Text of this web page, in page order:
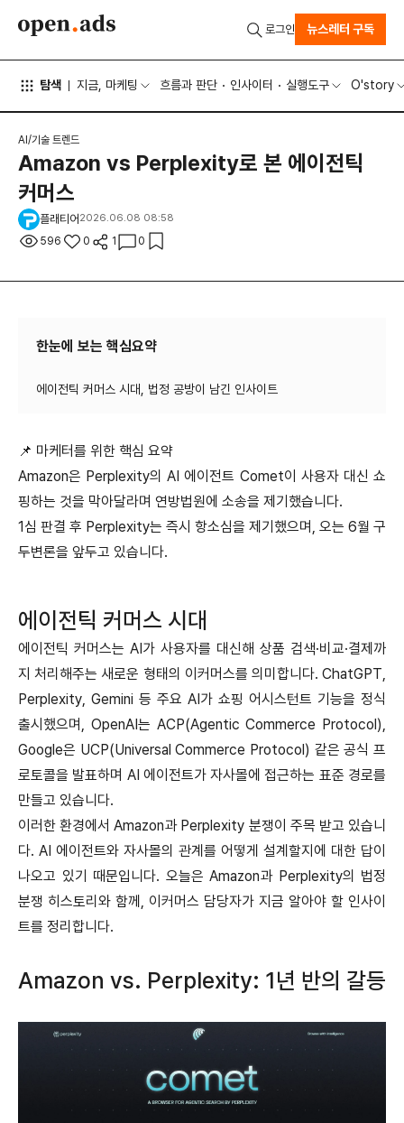
탐색 지금, 마케팅 흐름과 판단 인사이터 실행도구 O'story
로그인 뉴스레터 구독
AI/기술 트렌드
Amazon vs Perplexity로 본 에이전틱
커머스
플래티어 2026.06.08 08:58
596 0 1 0
한눈에 보는 핵심요약
📌 마케터를 위한 핵심 요약
Amazon은 Perplexity의 AI 에이전트 Comet이 사용자 대신 쇼
핑하는 것을 막아달라며 연방법원에 소송을 제기했습니다.
1심 판결 후 Perplexity는 즉시 항소심을 제기했으며, 오는 6월 구
두변론을 앞두고 있습니다.
에이전틱 커머스 시대
에이전틱 커머스는 AI가 사용자를 대신해 상품 검색·비교·결제까
지 처리해주는 새로운 형태의 이커머스를 의미합니다. ChatGPT,
Perplexity, Gemini 등 주요 AI가 쇼핑 어시스턴트 기능을 정식
출시했으며, OpenAI는 ACP(Agentic Commerce Protocol),
Google은 UCP(Universal Commerce Protocol) 같은 공식 프
로토콜을 발표하며 AI 에이전트가 자사몰에 접근하는 표준 경로를
만들고 있습니다.
이러한 환경에서 Amazon과 Perplexity 분쟁이 주목 받고 있습니
다. AI 에이전트와 자사몰의 관계를 어떻게 설계할지에 대한 답이
나오고 있기 때문입니다. 오늘은 Amazon과 Perplexity의 법정
분쟁 히스토리와 함께, 이커머스 담당자가 지금 알아야 할 인사이
트를 정리합니다.
Amazon vs. Perplexity: 1년 반의 갈등